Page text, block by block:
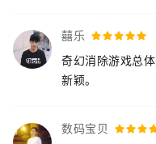
囍乐
奇幻消除游戏总
新颖。
数码宝贝